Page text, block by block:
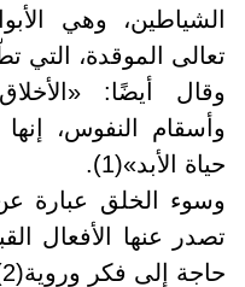
الشياطين، وهي
تعالى الموقدة، التي
وقال أيضًا:
وأسقام النفوس،
حياة الأبد»(1).
وسوء الخلق عبارة
تصدر عنها الأفعال
حاجة إلى فكر وروية(2).